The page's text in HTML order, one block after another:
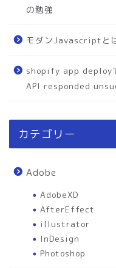
の勉強
モダンJavascriptと
shopify app deploy
API responded
カテゴリー
Adobe
AdobeXD
AfterEffect
illustrator
InDesign
Photoshop